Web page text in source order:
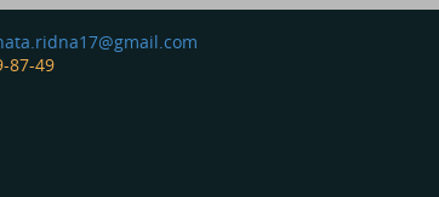
87-49